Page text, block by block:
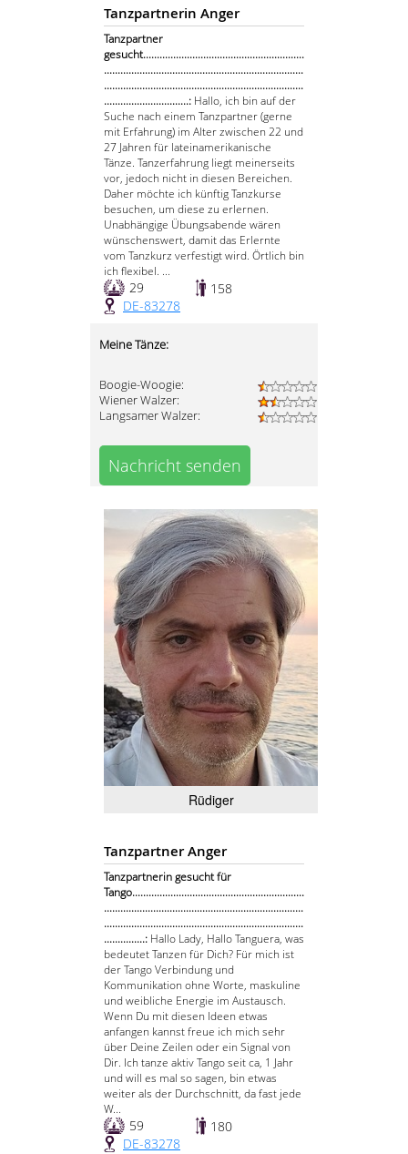
Tanzpartnerin Anger
Tanzpartner
gesucht...........................................................
.........................................................................
.........................................................................
...............................: Hallo, ich bin auf der
Suche nach einem Tanzpartner (gerne
mit Erfahrung) im Alter zwischen 22 und
27 Jahren für lateinamerikanische
Tänze. Tanzerfahrung liegt meinerseits
vor, jedoch nicht in diesen Bereichen.
Daher möchte ich künftig Tanzkurse
besuchen, um diese zu erlernen.
Unabhängige Übungsabende wären
wünschenswert, damit das Erlernte
vom Tanzkurz verfestigt wird. Örtlich bin
ich flexibel. ...
29
158
DE-83278
Meine Tänze:
Boogie-Woogie:
Wiener Walzer:
Langsamer Walzer:
Nachricht senden
Rüdiger
Tanzpartner Anger
Tanzpartnerin gesucht für
Tango...............................................................
.........................................................................
.........................................................................
...............: Hallo Lady, Hallo Tanguera, was
bedeutet Tanzen für Dich? Für mich ist
der Tango Verbindung und
Kommunikation ohne Worte, maskuline
und weibliche Energie im Austausch.
Wenn Du mit diesen Ideen etwas
anfangen kannst freue ich mich sehr
über Deine Zeilen oder ein Signal von
Dir. Ich tanze aktiv Tango seit ca, 1 Jahr
und will es mal so sagen, bin etwas
weiter als der Durchschnitt, da fast jede
W...
59
180
DE-83278